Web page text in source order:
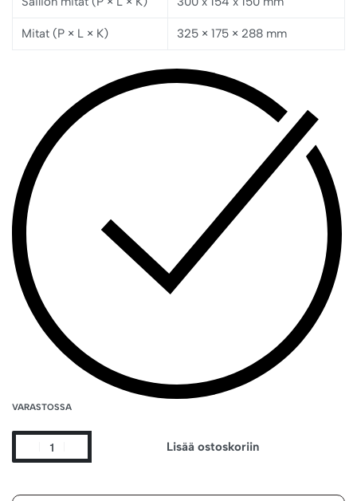
Mitat (P × L × K) 325 × 175 × 288 mm
VARASTOSSA
Lisää ostoskoriin